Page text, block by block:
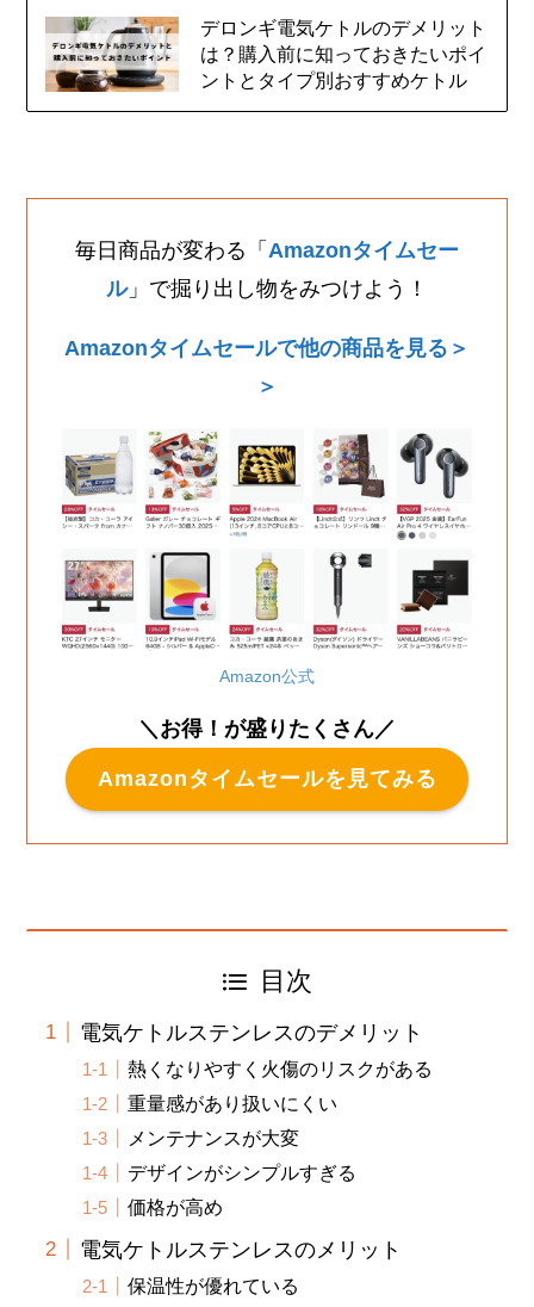
デロンギ電気ケトルのデメリット
は？購入前に知っておきたいポイ
ントとタイプ別おすすめケトル
毎日商品が変わる「 Amazonタイムセー
ル」で掘り出し物をみつけよう！
Amazonタイムセールで他の商品を見る＞
＞
Amazon公式
＼お得！が盛りたくさん／
Amazonタイムセールを見てみる
目次
電気ケトルステンレスのデメリット
熱くなりやすく火傷のリスクがある
重量感があり扱いにくい
メンテナンスが大変
デザインがシンプルすぎる
価格が高め
電気ケトルステンレスのメリット
保温性が優れている